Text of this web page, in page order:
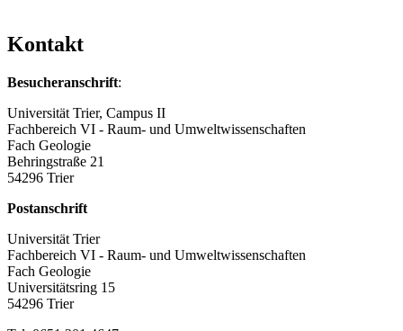
Kontakt
Besucheranschrift:
Universität Trier, Campus II
Fachbereich VI - Raum- und Umweltwissenschaften
Fach Geologie
Behringstraße 21
54296 Trier
Postanschrift
Universität Trier
Fachbereich VI - Raum- und Umweltwissenschaften
Fach Geologie
Universitätsring 15
54296 Trier